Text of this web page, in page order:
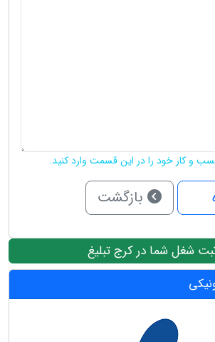
و کار خود را در این قسمت وارد کنید.
بازگشت
شغل شما در کرج تبلیغ